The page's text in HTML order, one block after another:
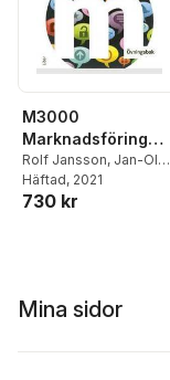
M3000
Marknadsföring
Övningsbok
Rolf Jansson, Jan-Olof
Andersson,Anders
Pihlsgård
Häftad, 2021
730 kr
Mina sidor